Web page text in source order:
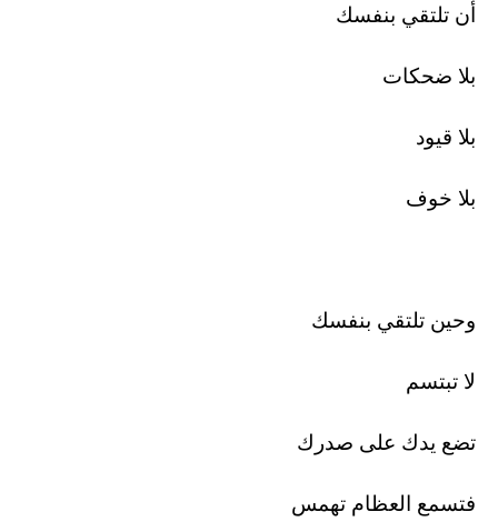
أن تلتقي بنفسك
بلا ضحكات
بلا قيود
بلا خوف
وحين تلتقي بنفسك
لا تبتسم
تضع يدك على صدرك
فتسمع العظام تهمس